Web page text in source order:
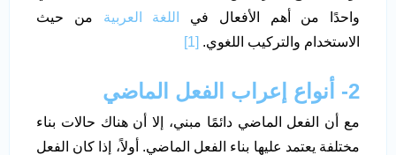
واحدًا من أهم الأفعال في
اللغة العربية من حيث
الاستخدام والتركيب اللغوي. [1]
2- أنواع إعراب الفعل الماضي
مع أن الفعل الماضي دائمًا مبني، إلا أن هناك حالات بناء
مختلفة يعتمد عليها بناء الفعل الماضي. أولاً، إذا كان الفعل